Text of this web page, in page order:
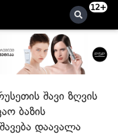
12+
შავი ზღვის
ბაზის
დაავალა